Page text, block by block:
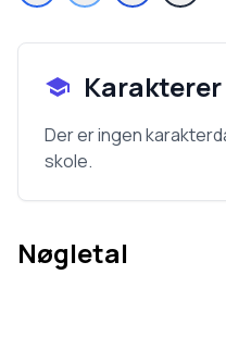
Karakterer
Der er ingen
skole.
Nøgletal